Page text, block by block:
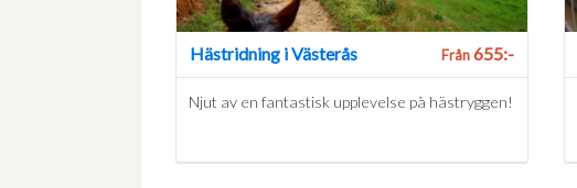
Hästridning i Västerås Från655:-
Njut av en fantastisk upplevelse på hästryggen!